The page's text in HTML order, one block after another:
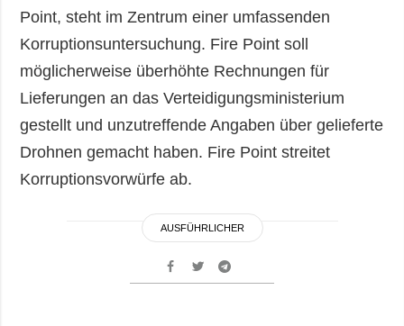
Point, steht im Zentrum einer umfassenden
Korruptionsuntersuchung. Fire Point soll
möglicherweise überhöhte Rechnungen für
Lieferungen an das Verteidigungsministerium
gestellt und unzutreffende Angaben über gelieferte
Drohnen gemacht haben. Fire Point streitet
Korruptionsvorwürfe ab.
AUSFÜHRLICHER